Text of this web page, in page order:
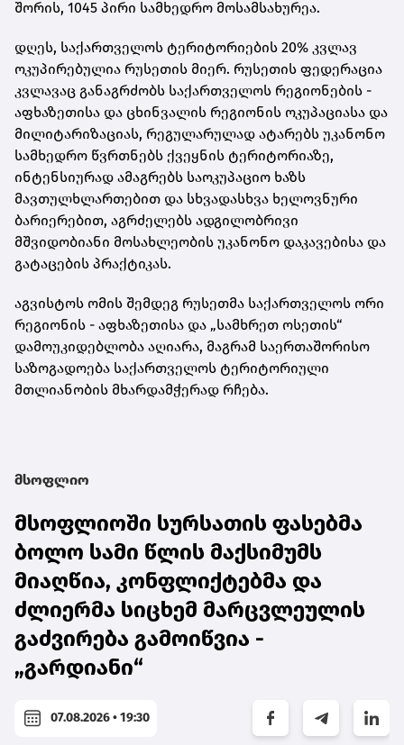
შორის, 1045 პირი სამხედრო მოსამსახურეა.
დღეს, საქართველოს ტერიტორიების 20% კვლავ
ოკუპირებულია რუსეთის მიერ. რუსეთის ფედერაცია
კვლავაც განაგრძობს საქართველოს რეგიონების -
აფხაზეთისა და ცხინვალის რეგიონის ოკუპაციასა და
მილიტარიზაციას, რეგულარულად ატარებს უკანონო
სამხედრო წვრთნებს ქვეყნის ტერიტორიაზე,
ინტენსიურად ამაგრებს საოკუპაციო ხაზს
მავთულხლართებით და სხვადასხვა ხელოვნური
ბარიერებით, აგრძელებს ადგილობრივი
მშვიდობიანი მოსახლეობის უკანონო დაკავებისა და
გატაცების პრაქტიკას.
აგვისტოს ომის შემდეგ რუსეთმა საქართველოს ორი
რეგიონის - აფხაზეთისა და „სამხრეთ ოსეთის“
დამოუკიდებლობა აღიარა, მაგრამ საერთაშორისო
საზოგადოება საქართველოს ტერიტორიული
მთლიანობის მხარდამჭერად რჩება.
მსოფლიო
მსოფლიოში სურსათის ფასებმა
ბოლო სამი წლის მაქსიმუმს
მიაღწია, კონფლიქტებმა და
ძლიერმა სიცხემ მარცვლეულის
გაძვირება გამოიწვია -
„გარდიანი“
07.08.2026 • 19:30